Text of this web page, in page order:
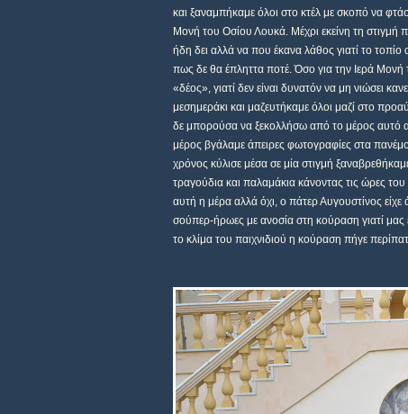
και ξαναμπήκαμε όλοι στο κτέλ με σκοπό να
Μονή του Οσίου Λουκά. Μέχρι εκείνη τη στιγμή
ήδη δει αλλά να που έκανα λάθος γιατί το
πως δε θα έπληττα ποτέ. Όσο για την Ιερά
«δέος», γιατί δεν είναι δυνατόν να μη νιώσει
μεσημεράκι και μαζευτήκαμε όλοι μαζί στο
δε μπορούσα να ξεκολλήσω από το μέρος αυτό
μέρος βγάλαμε άπειρες φωτογραφίες στα
χρόνος κύλισε μέσα σε μία στιγμή
τραγούδια και παλαμάκια κάνοντας τις ώρες
αυτή η μέρα αλλά όχι, ο πάτερ Αυγουστίνος
σούπερ-ήρωες με ανοσία στη κούραση γιατί μας
το κλίμα του παιχνιδιού η κούραση πήγε